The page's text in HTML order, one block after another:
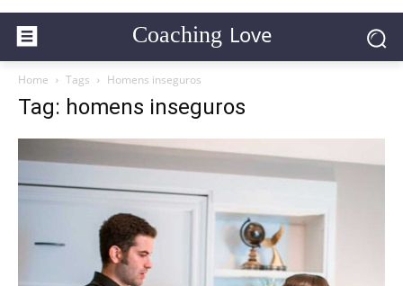
Coaching Love
Home Tags Homens inseguros
Tag: homens inseguros